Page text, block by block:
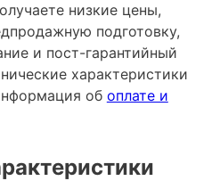
низкие цены,
подготовку,
и пост-гарантийный
характеристики
об оплате и